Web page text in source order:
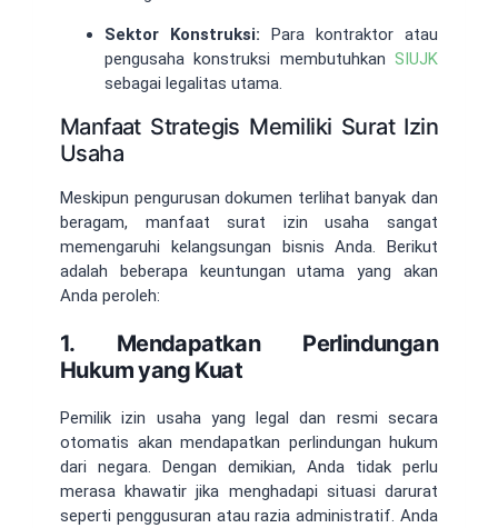
Sektor Konstruksi: Para kontraktor atau
pengusaha konstruksi membutuhkan SIUJK
sebagai legalitas utama.
Manfaat Strategis Memiliki Surat Izin
Usaha
Meskipun pengurusan dokumen terlihat banyak dan
beragam, manfaat surat izin usaha sangat
memengaruhi kelangsungan bisnis Anda. Berikut
adalah beberapa keuntungan utama yang akan
Anda peroleh:
1. Mendapatkan Perlindungan
Hukum yang Kuat
Pemilik izin usaha yang legal dan resmi secara
otomatis akan mendapatkan perlindungan hukum
dari negara. Dengan demikian, Anda tidak perlu
merasa khawatir jika menghadapi situasi darurat
seperti penggusuran atau razia administratif. Anda